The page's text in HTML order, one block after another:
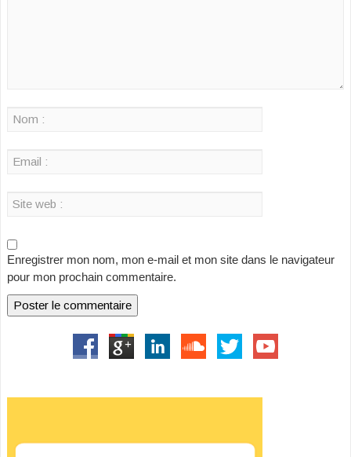
Enregistrer mon nom, mon e-mail et mon site dans le navigateur
pour mon prochain commentaire.